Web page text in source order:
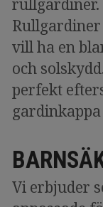
rullgardiner.
vill ha en
och
perfekt
Vi erbjuder